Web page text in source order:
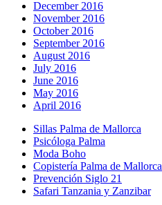
December 2016
November 2016
October 2016
September 2016
August 2016
July 2016
June 2016
May 2016
April 2016
Sillas Palma de Mallorca
Psicóloga Palma
Moda Boho
Copistería Palma de Mallorca
Prevención Siglo 21
Safari Tanzania y Zanzibar